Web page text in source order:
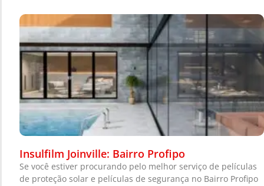
Insulfilm Joinville: Bairro Profipo
Se você estiver procurando pelo melhor serviço de películas
de proteção solar e películas de segurança no Bairro Profipo